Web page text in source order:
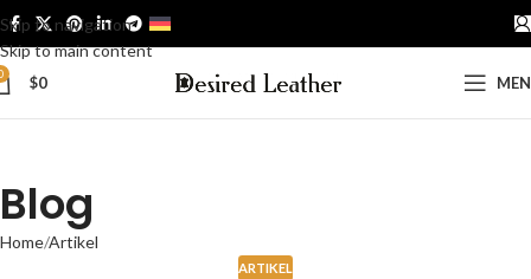
Skip to navigation
Skip to main content
$0
Blog
Home Artikel
ARTIKEL